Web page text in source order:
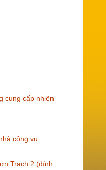
cung cấp nhiên
công vụ
Trạch 2 (đính